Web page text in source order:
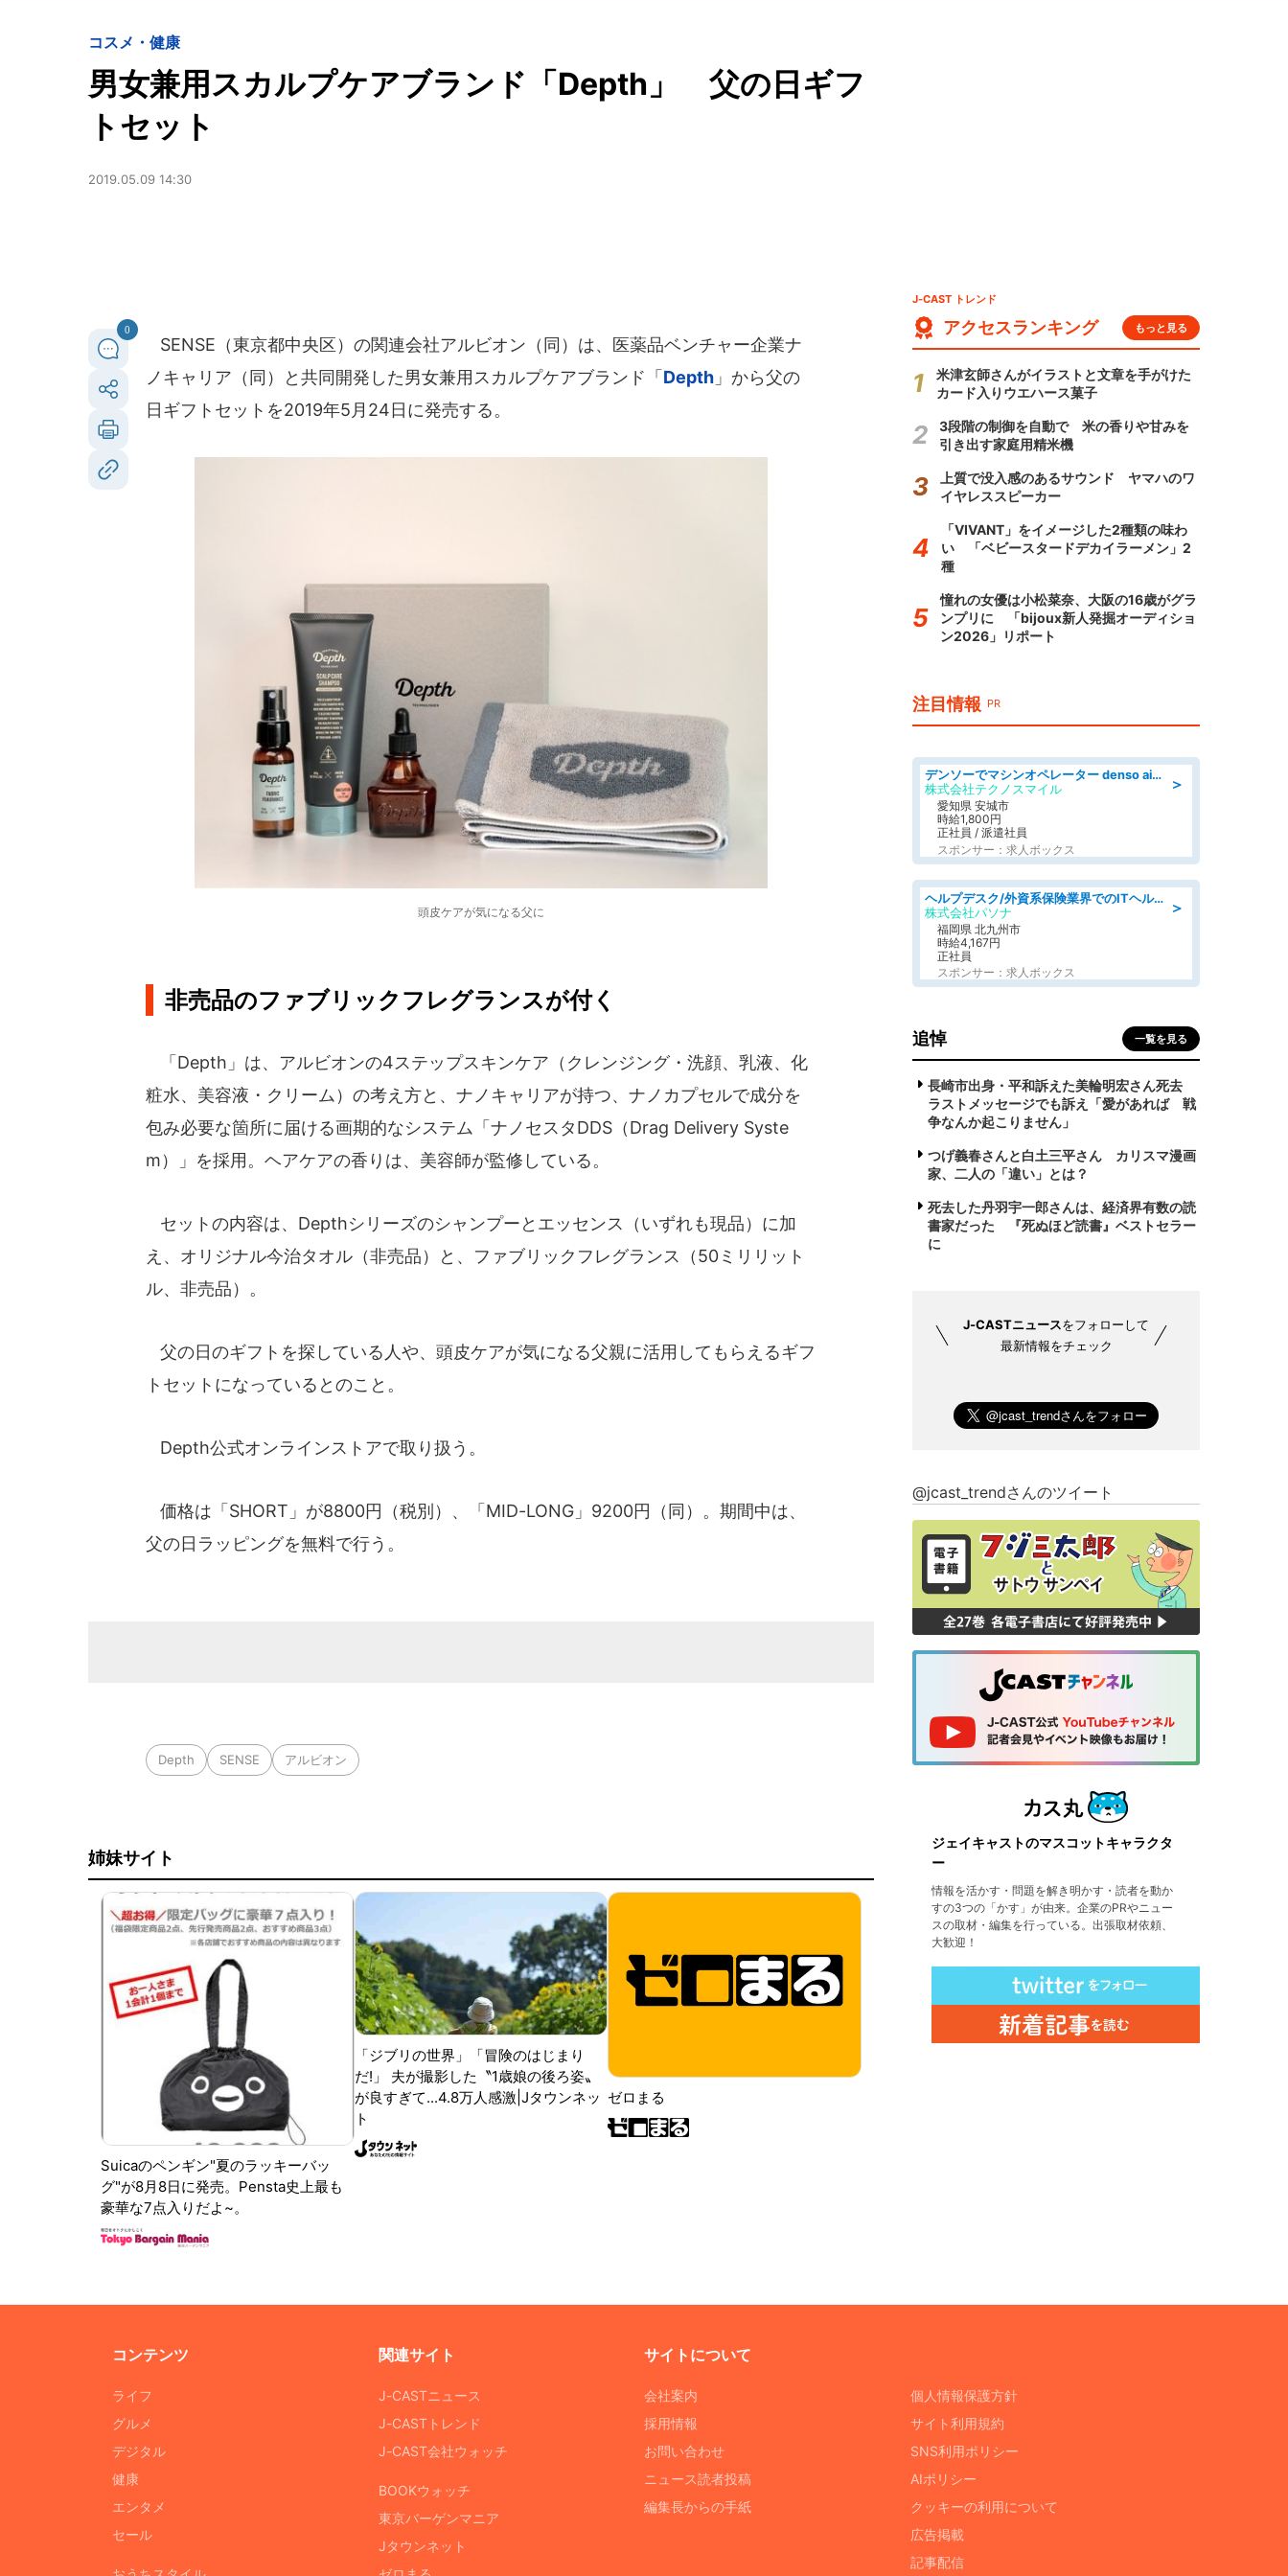
コスメ・健康
男女兼用スカルプケアブランド「Depth」 父の日ギフ
トセット
2019.05.09 14:30
0
SENSE（東京都中央区）の関連会社アルビオン（同）は、医薬品ベンチャー企業ナ
ノキャリア（同）と共同開発した男女兼用スカルプケアブランド「 Depth 」から父の
日ギフトセットを2019年5月24日に発売する。
頭皮ケアが気になる父に
非売品のファブリックフレグランスが付く
「Depth」は、アルビオンの4ステップスキンケア（クレンジング・洗顔、乳液、化
粧水、美容液・クリーム）の考え方と、ナノキャリアが持つ、ナノカプセルで成分を
包み必要な箇所に届ける画期的なシステム「ナノセスタDDS（Drag Delivery Syste
m）」を採用。ヘアケアの香りは、美容師が監修している。
セットの内容は、Depthシリーズのシャンプーとエッセンス（いずれも現品）に加
え、オリジナル今治タオル（非売品）と、ファブリックフレグランス（50ミリリット
ル、非売品）。
父の日のギフトを探している人や、頭皮ケアが気になる父親に活用してもらえるギフ
トセットになっているとのこと。
Depth公式オンラインストアで取り扱う。
価格は「SHORT」が8800円（税別）、「MID-LONG」9200円（同）。期間中は、
父の日ラッピングを無料で行う。
Depth SENSE アルビオン
姉妹サイト
Suicaのペンギン"夏のラッキーバッ
グ"が8月8日に発売。Pensta史上最も
豪華な7点入りだよ~。
「ジブリの世界」「冒険のはじまり
だ!」 夫が撮影した〝1歳娘の後ろ姿〟
が良すぎて...4.8万人感激|Jタウンネッ
ト
ゼロまる
J-CAST トレンド
アクセスランキング もっと見る
米津玄師さんがイラストと文章を手がけた
カード入りウエハース菓子
3段階の制御を自動で 米の香りや甘みを
引き出す家庭用精米機
上質で没入感のあるサウンド ヤマハのワ
イヤレススピーカー
「VIVANT」をイメージした2種類の味わ
い 「ベビースタードデカイラーメン」2
種
憧れの女優は小松菜奈、大阪の16歳がグラ
ンプリに 「bijoux新人発掘オーディショ
ン2026」リポート
注目情報 PR
＞
デンソーでマシンオペレーター denso aichi
株式会社テクノスマイル
愛知県 安城市
時給1,800円
正社員 / 派遣社員
スポンサー：求人ボックス
＞
ヘルプデスク/外資系保険業界でのITヘルプデスク業務/駅近/即日勤務可/ヘルプデスク
株式会社パソナ
福岡県 北九州市
時給4,167円
正社員
スポンサー：求人ボックス
追悼 一覧を見る
長崎市出身・平和訴えた美輪明宏さん死去
ラストメッセージでも訴え「愛があれば 戦
争なんか起こりません」
つげ義春さんと白土三平さん カリスマ漫画
家、二人の「違い」とは？
死去した丹羽宇一郎さんは、経済界有数の読
書家だった 『死ぬほど読書』ベストセラー
に
J-CASTニュースをフォローして
最新情報をチェック
@jcast_trendさんのツイート
ジェイキャストのマスコットキャラクタ
ー
情報を活かす・問題を解き明かす・読者を動か
すの3つの「かす」が由来。企業のPRやニュー
スの取材・編集を行っている。出張取材依頼、
大歓迎！
コンテンツ
ライフ
グルメ
デジタル
健康
エンタメ
セール
関連サイト
J-CASTニュース
J-CASTトレンド
J-CAST会社ウォッチ
BOOKウォッチ
東京バーゲンマニア
Jタウンネット
サイトについて
会社案内
採用情報
お問い合わせ
ニュース読者投稿
編集長からの手紙
個人情報保護方針
サイト利用規約
SNS利用ポリシー
AIポリシー
クッキーの利用について
広告掲載
記事配信